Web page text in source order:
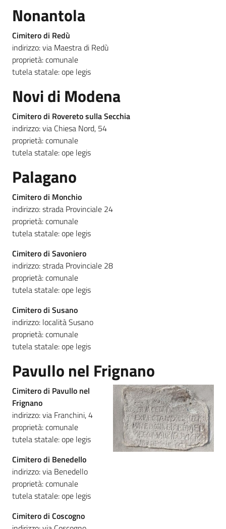
Nonantola
Cimitero di Redù
indirizzo: via Maestra di Redù
proprietà: comunale
tutela statale: ope legis
Novi di Modena
Cimitero di Rovereto sulla Secchia
indirizzo: via Chiesa Nord, 54
proprietà: comunale
tutela statale: ope legis
Palagano
Cimitero di Monchio
indirizzo: strada Provinciale 24
proprietà: comunale
tutela statale: ope legis
Cimitero di Savoniero
indirizzo: strada Provinciale 28
proprietà: comunale
tutela statale: ope legis
Cimitero di Susano
indirizzo: località Susano
proprietà: comunale
tutela statale: ope legis
Pavullo nel Frignano
Cimitero di Pavullo nel
Frignano
indirizzo: via Franchini, 4
proprietà: comunale
tutela statale: ope legis
Cimitero di Benedello
indirizzo: via Benedello
proprietà: comunale
tutela statale: ope legis
Cimitero di Coscogno